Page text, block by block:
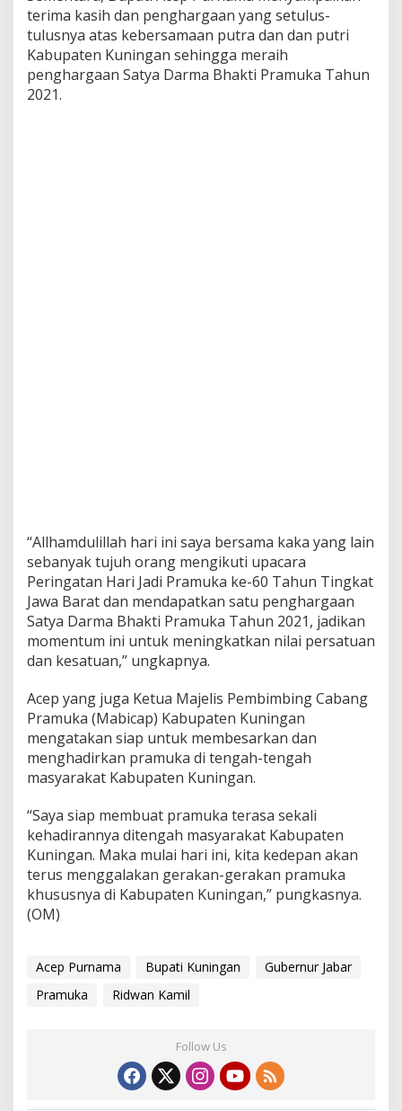
terima kasih dan penghargaan yang setulus-
tulusnya atas kebersamaan putra dan dan putri
Kabupaten Kuningan sehingga meraih
penghargaan Satya Darma Bhakti Pramuka Tahun
2021.
“Allhamdulillah hari ini saya bersama kaka yang lain
sebanyak tujuh orang mengikuti upacara
Peringatan Hari Jadi Pramuka ke-60 Tahun Tingkat
Jawa Barat dan mendapatkan satu penghargaan
Satya Darma Bhakti Pramuka Tahun 2021, jadikan
momentum ini untuk meningkatkan nilai persatuan
dan kesatuan,” ungkapnya.
Acep yang juga Ketua Majelis Pembimbing Cabang
Pramuka (Mabicap) Kabupaten Kuningan
mengatakan siap untuk membesarkan dan
menghadirkan pramuka di tengah-tengah
masyarakat Kabupaten Kuningan.
“Saya siap membuat pramuka terasa sekali
kehadirannya ditengah masyarakat Kabupaten
Kuningan. Maka mulai hari ini, kita kedepan akan
terus menggalakan gerakan-gerakan pramuka
khususnya di Kabupaten Kuningan,” pungkasnya.
(OM)
Acep Purnama Bupati Kuningan
Gubernur Jabar
Pramuka
Ridwan Kamil
Follow Us